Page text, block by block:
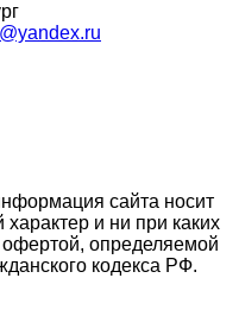
сайта носит
и ни при каких
офертой, определяемой
кодекса РФ.